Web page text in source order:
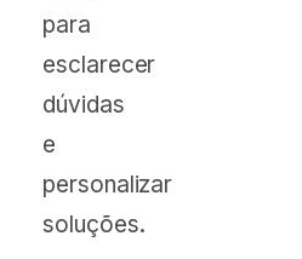
para
esclarecer
dúvidas
e
personalizar
soluções.